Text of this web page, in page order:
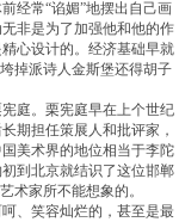
经常“谄媚”地摆出自己画
非是为了加强他和他的作
心设计的。经济基础早就
掉派诗人金斯堡还得胡子
庭。栗宪庭早在上个世纪
期担任策展人和批评家，
美术界的地位相当于李陀
到北京就结识了这位邯郸
术家所不能想象的。
、笑容灿烂的，甚至是最